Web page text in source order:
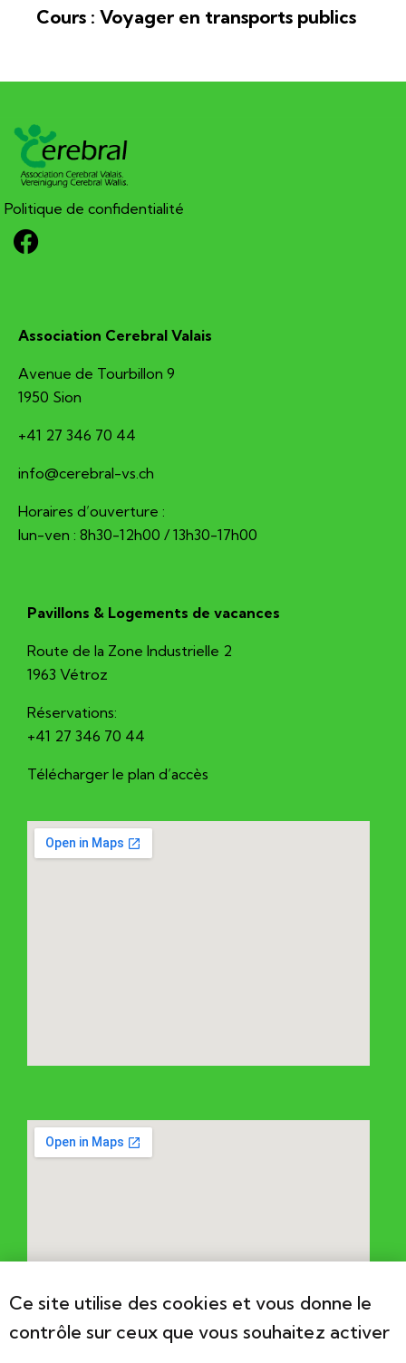
Cours : Voyager en transports publics
Politique de confidentialité
Association Cerebral Valais
Avenue de Tourbillon 9
1950 Sion
+41 27 346 70 44
hc.sv-larberec@ofni
Horaires d’ouverture :
lun-ven : 8h30-12h00 / 13h30-17h00
Pavillons & Logements de vacances
Route de la Zone Industrielle 2
1963 Vétroz
Réservations:
+41 27 346 70 44
Télécharger le plan d’accès
Ce site utilise des cookies et vous donne le
contrôle sur ceux que vous souhaitez activer